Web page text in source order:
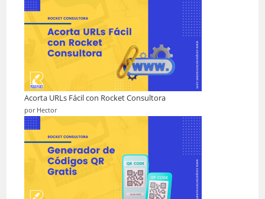
Acorta URLs Fácil con Rocket Consultora
por Hector